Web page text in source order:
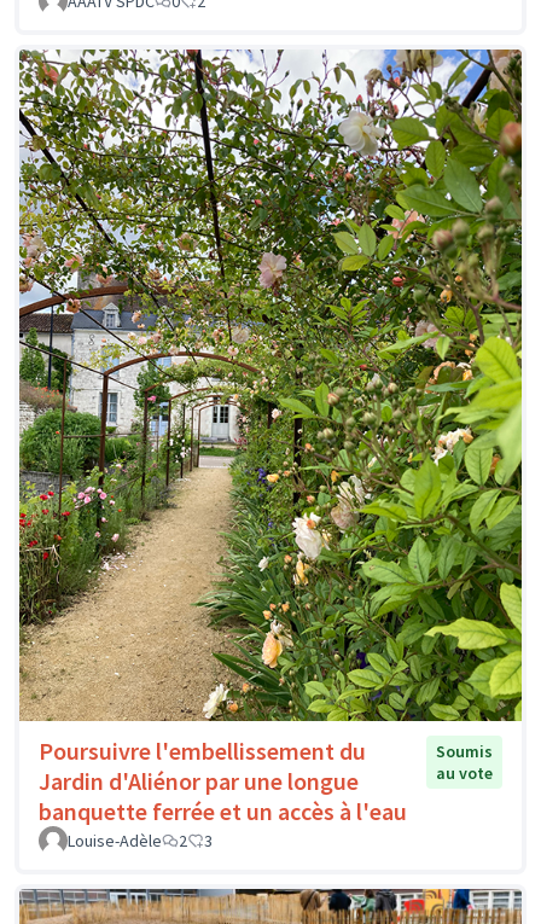
Poursuivre l'embellissement du
Jardin d'Aliénor par une longue
banquette ferrée et un accès à l'eau
Soumis
au vote
Louise-Adèle 2 3